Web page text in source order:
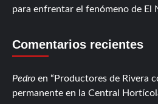
para enfrentar el fenómeno de El
Comentarios recientes
Pedro en
Productores de Rivera
permanente en la Central